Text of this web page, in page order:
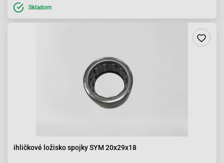
Skladom
ihličkové ložisko spojky SYM 20x29x18